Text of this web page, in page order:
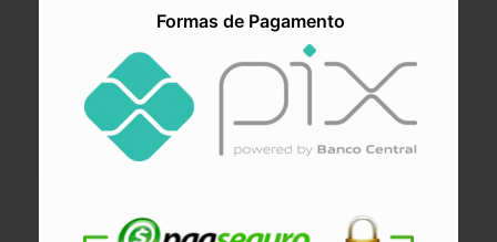
Formas de Pagamento